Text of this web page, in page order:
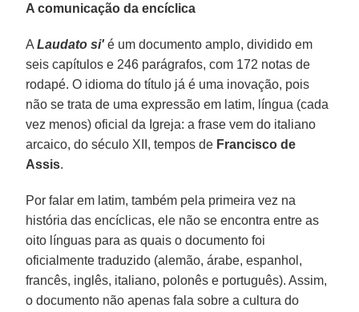
A comunicação da encíclica
ALaudato si' é um documento amplo, dividido em
seis capítulos e 246 parágrafos, com 172 notas de
rodapé. O idioma do título já é uma inovação, pois
não se trata de uma expressão em latim, língua (cada
vez menos) oficial da Igreja: a frase vem do italiano
arcaico, do século XII, tempos de Francisco de
Assis.
Por falar em latim, também pela primeira vez na
história das encíclicas, ele não se encontra entre as
oito línguas para as quais o documento foi
oficialmente traduzido (alemão, árabe, espanhol,
francês, inglês, italiano, polonês e português). Assim,
o documento não apenas fala sobre a cultura do